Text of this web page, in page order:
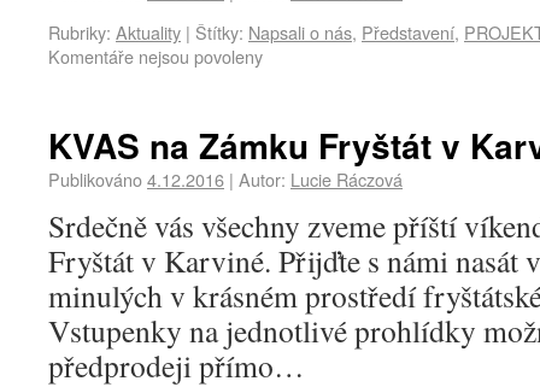
Rubriky: Aktuality | Štítky: Napsali o nás, Představení,
Komentáře nejsou povoleny
KVAS na Zámku Fryštát v
Publikováno4.12.2016 | Autor: Lucie Ráczová
Srdečně vás všechny zveme příští
Fryštát v Karviné. Přijďte s námi nasát
minulých v krásném prostředí
Vstupenky na jednotlivé prohlídky
předprodeji přímo…